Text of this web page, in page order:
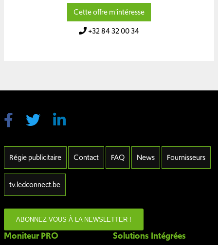
Cette offre m'intéresse
+32 84 32 00 34
Régie publicitaire Contact FAQ News Fournisseurs
tv.ledconnect.be
ABONNEZ-VOUS À LA NEWSLETTER !
Moniteur PRO Solutions Intégrées